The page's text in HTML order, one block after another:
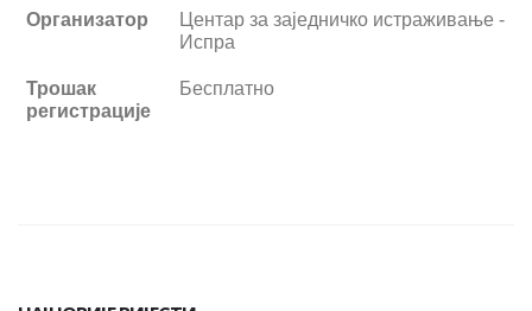
Организатор
Центар за заједничко истраживање -
Испра
Трошак
регистрације
Бесплатно